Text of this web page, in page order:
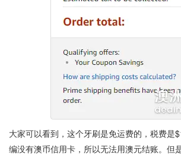
大家可以看到，这个牙刷是免运费的，税费是
编没有澳币信用卡，所以无法用澳元结账。但